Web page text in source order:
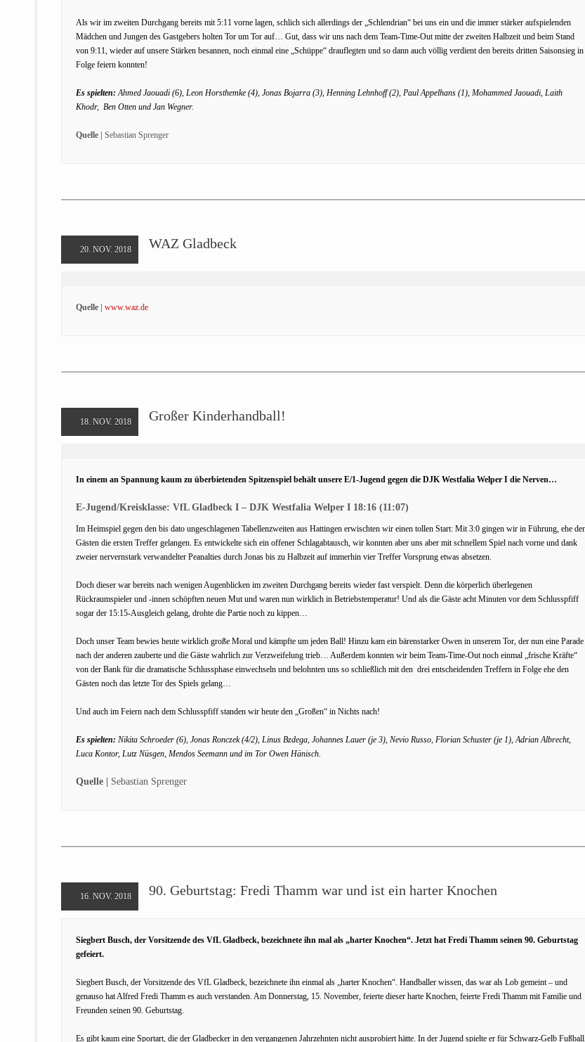
Als wir im zweiten Durchgang bereits mit 5:11 vorne lagen, schlich sich allerdings der „Schlendrian“ bei uns ein und die immer stärker aufspielenden
Mädchen und Jungen des Gastgebers holten Tor um Tor auf… Gut, dass wir uns nach dem Team-Time-Out mitte der zweiten Halbzeit und beim Stand
von 9:11, wieder auf unsere Stärken besannen, noch einmal eine „Schüppe“ drauflegten und so dann auch völlig verdient den bereits dritten Saisonsieg in
Folge feiern konnten!
Es spielten: Ahmed Jaouadi (6), Leon Horsthemke (4), Jonas Bojarra (3), Henning Lehnhoff (2), Paul Appelhans (1), Mohammed Jaouadi, Laith
Khodr, Ben Otten und Jan Wegner.
Quelle | Sebastian Sprenger
20. NOV. 2018 WAZ Gladbeck
Quelle | www.waz.de
18. NOV. 2018 Großer Kinderhandball!
In einem an Spannung kaum zu überbietenden Spitzenspiel behält unsere E/1-Jugend gegen die DJK Westfalia Welper I die Nerven…
E-Jugend/Kreisklasse: VfL Gladbeck I – DJK Westfalia Welper I 18:16 (11:07)
Im Heimspiel gegen den bis dato ungeschlagenen Tabellenzweiten aus Hattingen erwischten wir einen tollen Start: Mit 3:0 gingen wir in Führung, ehe
Gästen die ersten Treffer gelangen. Es entwickelte sich ein offener Schlagabtausch, wir konnten aber uns aber mit schnellem Spiel nach vorne und dank
zweier nervernstark verwandelter Peanalties durch Jonas bis zu Halbzeit auf immerhin vier Treffer Vorsprung etwas absetzen.
Doch dieser war bereits nach wenigen Augenblicken im zweiten Durchgang bereits wieder fast verspielt. Denn die körperlich überlegenen
Rückraumspieler und -innen schöpften neuen Mut und waren nun wirklich in Betriebstemperatur! Und als die Gäste acht Minuten vor dem Schlusspfiff
sogar der 15:15-Ausgleich gelang, drohte die Partie noch zu kippen…
Doch unser Team bewies heute wirklich große Moral und kämpfte um jeden Ball! Hinzu kam ein bärenstarker Owen in unserem Tor, der nun eine Parade
nach der anderen zauberte und die Gäste wahrlich zur Verzweifelung trieb… Außerdem konnten wir beim Team-Time-Out noch einmal „frische Kräfte“
von der Bank für die dramatische Schlussphase einwechseln und belohnten uns so schließlich mit den drei entscheidenden Treffern in Folge ehe den
Gästen noch das letzte Tor des Spiels gelang…
Und auch im Feiern nach dem Schlusspfiff standen wir heute den „Großen“ in Nichts nach!
Es spielten: Nikita Schroeder (6), Jonas Ronczek (4/2), Linus Bzdega, Johannes Lauer (je 3), Nevio Russo, Florian Schuster (je 1), Adrian Albrecht,
Luca Kontor, Lutz Nüsgen, Mendos Seemann und im Tor Owen Hänisch.
Quelle | Sebastian Sprenger
16. NOV. 2018 90. Geburtstag: Fredi Thamm war und ist ein harter Knochen
Siegbert Busch, der Vorsitzende des VfL Gladbeck, bezeichnete ihn mal als „harter Knochen“. Jetzt hat Fredi Thamm seinen 90. Geburtstag
gefeiert.
Siegbert Busch, der Vorsitzende des VfL Gladbeck, bezeichnete ihn einmal als „harter Knochen“. Handballer wissen, das war als Lob gemeint – und
genauso hat Alfred Fredi Thamm es auch verstanden. Am Donnerstag, 15. November, feierte dieser harte Knochen, feierte Fredi Thamm mit Familie und
Freunden seinen 90. Geburtstag.
Es gibt kaum eine Sportart, die der Gladbecker in den vergangenen Jahrzehnten nicht ausprobiert hätte. In der Jugend spielte er für Schwarz-Gelb